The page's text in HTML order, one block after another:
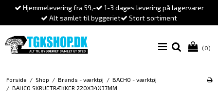
Hjemmelevering fra 59,-
1-3 dages levering på lagervarer
Alt samlet til byggeriet
Stort sortiment
(0)
Forside / Shop / Brands - værktøj / BACHO - værktøj
/ BAHCO SKRUETRÆKKER 220X34X37MM